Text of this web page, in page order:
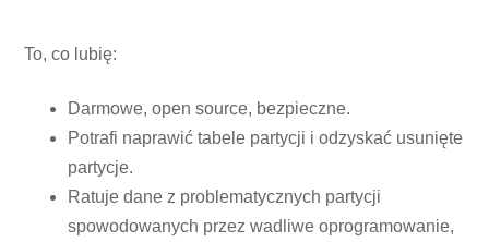
To, co lubię:
Darmowe, open source, bezpieczne.
Potrafi naprawić tabele partycji i odzyskać usunięte
partycje.
Ratuje dane z problematycznych partycji
spowodowanych przez wadliwe oprogramowanie,